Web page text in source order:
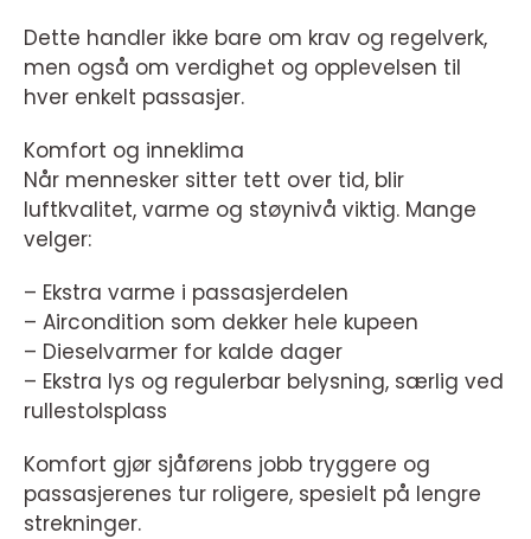
Dette handler ikke bare om krav og regelverk,
men også om verdighet og opplevelsen til
hver enkelt passasjer.
Komfort og inneklima
Når mennesker sitter tett over tid, blir
luftkvalitet, varme og støynivå viktig. Mange
velger:
– Ekstra varme i passasjerdelen
– Aircondition som dekker hele kupeen
– Dieselvarmer for kalde dager
– Ekstra lys og regulerbar belysning, særlig ved
rullestolsplass
Komfort gjør sjåførens jobb tryggere og
passasjerenes tur roligere, spesielt på lengre
strekninger.